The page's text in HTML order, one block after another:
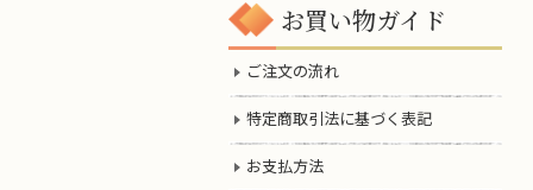
お買い物ガイド
ご注文の流れ
特定商取引法に基づく表記
お支払方法